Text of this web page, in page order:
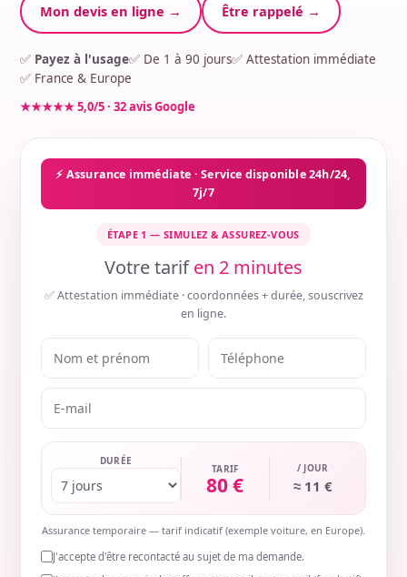
Mon devis en ligne → Être rappelé →
✅ Payez à l'usage✅ De 1 à 90 jours✅ Attestation immédiate
✅ France & Europe
★★★★★ 5,0/5 · 32 avis Google
⚡ Assurance immédiate · Service disponible 24h/24,
7j/7
ÉTAPE 1 — SIMULEZ & ASSUREZ-VOUS
Votre tarifen 2 minutes
✅ Attestation immédiate · coordonnées + durée, souscrivez
en ligne.
DURÉE
TARIF
80 €
/ JOUR
≈ 11 €
Assurance temporaire — tarif indicatif (exemple voiture, en Europe).
J'accepte d'être recontacté au sujet de ma demande.